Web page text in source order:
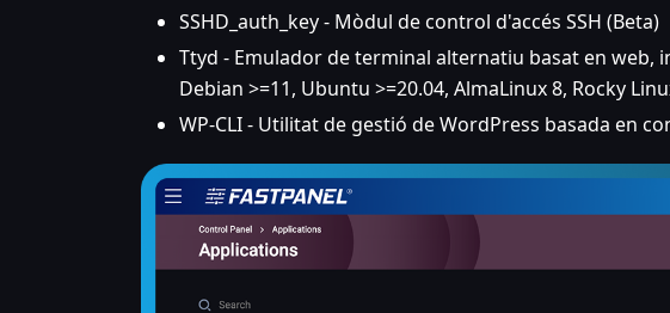
SSHD_auth_key - Mòdul de control d'accés SSH (Beta)
Ttyd - Emulador de terminal alternatiu basat en web,
Debian >=11, Ubuntu >=20.04, AlmaLinux 8, Rocky
WP-CLI - Utilitat de gestió de WordPress basada en